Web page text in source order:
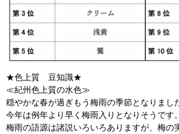
★色上質 豆知識★
≪紀州色上質の水色≫
穏やかな春が過ぎもう梅雨の季節となりまし
今年は例年より早く梅雨入りとなりそうです。
梅雨の語源は諸説いろいろありますが、梅の